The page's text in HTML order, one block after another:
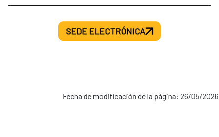
SEDE ELECTRÓNICA
Fecha de modificación de la página: 26/05/2026